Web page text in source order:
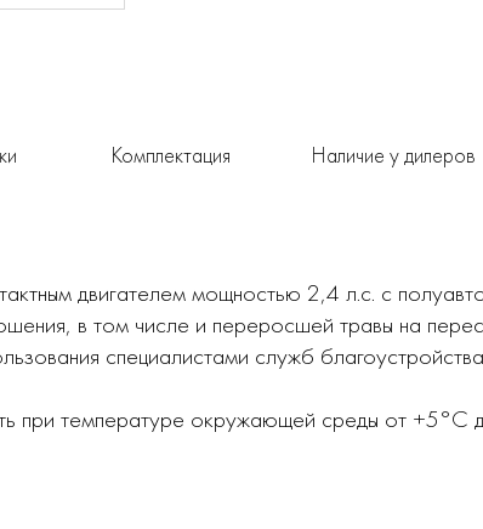
Комплектация Наличие у дилеров
двигателем мощностью 2,4 л.с. с
в том числе и переросшей травы на
специалистами служб
при температуре окружающей среды от +5°С